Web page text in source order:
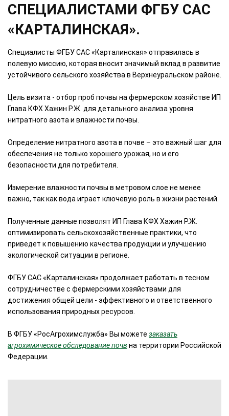
СПЕЦИАЛИСТАМИ ФГБУ САС
«КАРТАЛИНСКАЯ».
Специалисты ФГБУ САС «Карталинская» отправилась в
полевую миссию, которая вносит значимый вклад в развитие
устойчивого сельского хозяйства в Верхнеуральском районе.
Цель визита - отбор проб почвы на фермерском хозяйстве ИП
Глава КФХ Хажин Р.Ж. для детального анализа уровня
нитратного азота и влажности почвы.
Определение нитратного азота в почве – это важный шаг для
обеспечения не только хорошего урожая, но и его
безопасности для потребителя.
Измерение влажности почвы в метровом слое не менее
важно, так как вода играет ключевую роль в жизни растений.
Полученные данные позволят ИП Глава КФХ Хажин Р.Ж.
оптимизировать сельскохозяйственные практики, что
приведет к повышению качества продукции и улучшению
экологической ситуации в регионе.
ФГБУ САС «Карталинская» продолжает работать в тесном
сотрудничестве с фермерскими хозяйствами для
достижения общей цели - эффективного и ответственного
использования природных ресурсов.
В ФГБУ «РосАгрохимслужба» Вы можете заказать
агрохимическое обследование почв на территории Российской
Федерации.